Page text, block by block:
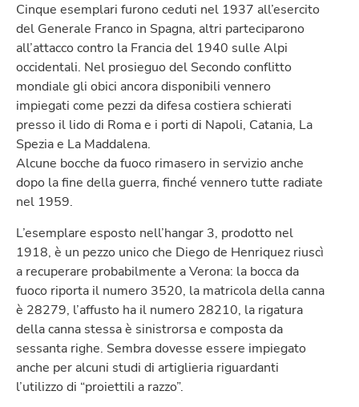
Cinque esemplari furono ceduti nel 1937 all’esercito
del Generale Franco in Spagna, altri parteciparono
all’attacco contro la Francia del 1940 sulle Alpi
occidentali. Nel prosieguo del Secondo conflitto
mondiale gli obici ancora disponibili vennero
impiegati come pezzi da difesa costiera schierati
presso il lido di Roma e i porti di Napoli, Catania, La
Spezia e La Maddalena.
Alcune bocche da fuoco rimasero in servizio anche
dopo la fine della guerra, finché vennero tutte radiate
nel 1959.
L’esemplare esposto nell’hangar 3, prodotto nel
1918, è un pezzo unico che Diego de Henriquez riuscì
a recuperare probabilmente a Verona: la bocca da
fuoco riporta il numero 3520, la matricola della canna
è 28279, l’affusto ha il numero 28210, la rigatura
della canna stessa è sinistrorsa e composta da
sessanta righe. Sembra dovesse essere impiegato
anche per alcuni studi di artiglieria riguardanti
l’utilizzo di “proiettili a razzo”.